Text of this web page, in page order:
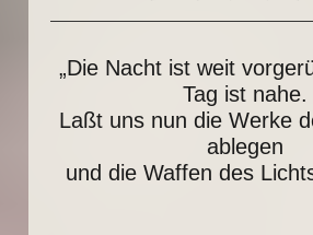
„Die Nacht ist weit
Tag ist nahe.
Laßt uns nun die Werke
ablegen
und die Waffen des